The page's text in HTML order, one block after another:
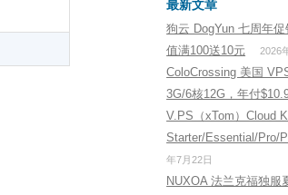
最新文章
狗云 DogYun 七周年
值满100送10元
2026
ColoCrossing 美国
3G/6核12G，年付
V.PS（xTom）Cloud
Starter/Essential/Pro/
年7月22日
NUXOA 法兰克福独服